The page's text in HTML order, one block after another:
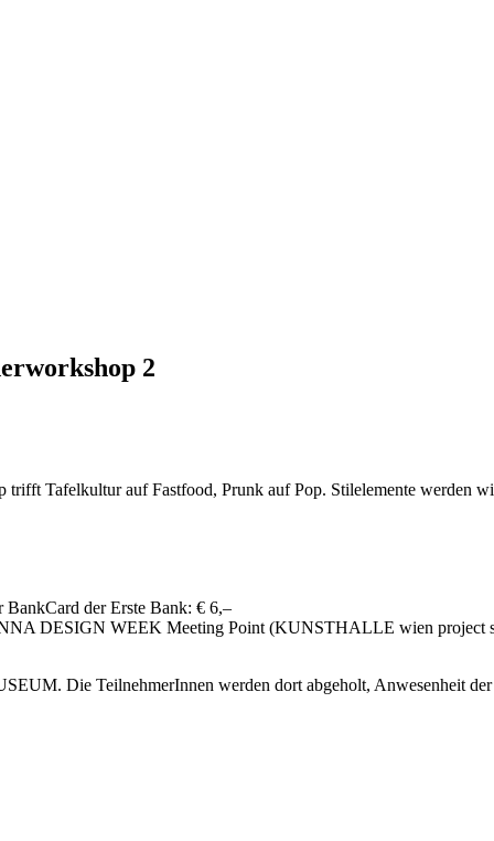
2
trifft Tafelkultur auf Fastfood, Prunk auf Pop. Stilelemente werden
der Erste Bank: € 6,–
DESIGN WEEK Meeting Point (KUNSTHALLE wien project
Die TeilnehmerInnen werden dort abgeholt, Anwesenheit der